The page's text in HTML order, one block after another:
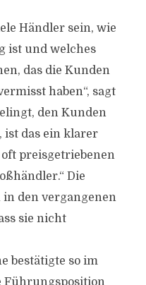
Händler sein, wie
ist und welches
das die Kunden
haben“, sagt
den Kunden
das ein klarer
preisgetriebenen
Die
den vergangenen
sie nicht
bestätigte so im
Führungsposition